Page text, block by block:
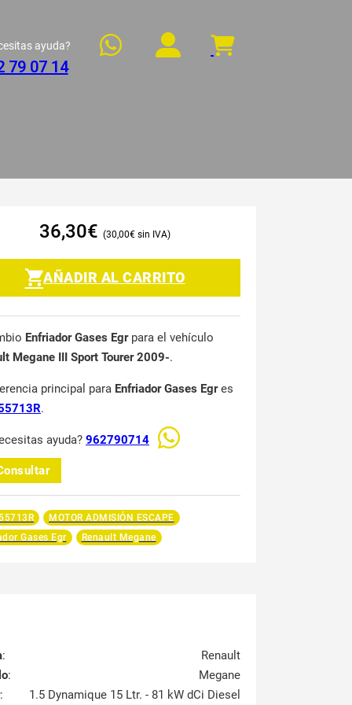
ayuda?
79 07 14
36,30€ 30,00€
AÑADIR AL CARRITO
Enfriador Gases Egrpara el vehículo
Megane III Sport Tourer 2009-.
principal para Enfriador Gases Egres
.
ayuda? 962790714
MOTOR ADMISIÓN ESCAPE
Gases Egr
Renault Megane
:
Renault
:
Megane
:
1.5 Dynamique 15 Ltr. - 81 kW dCi Diesel